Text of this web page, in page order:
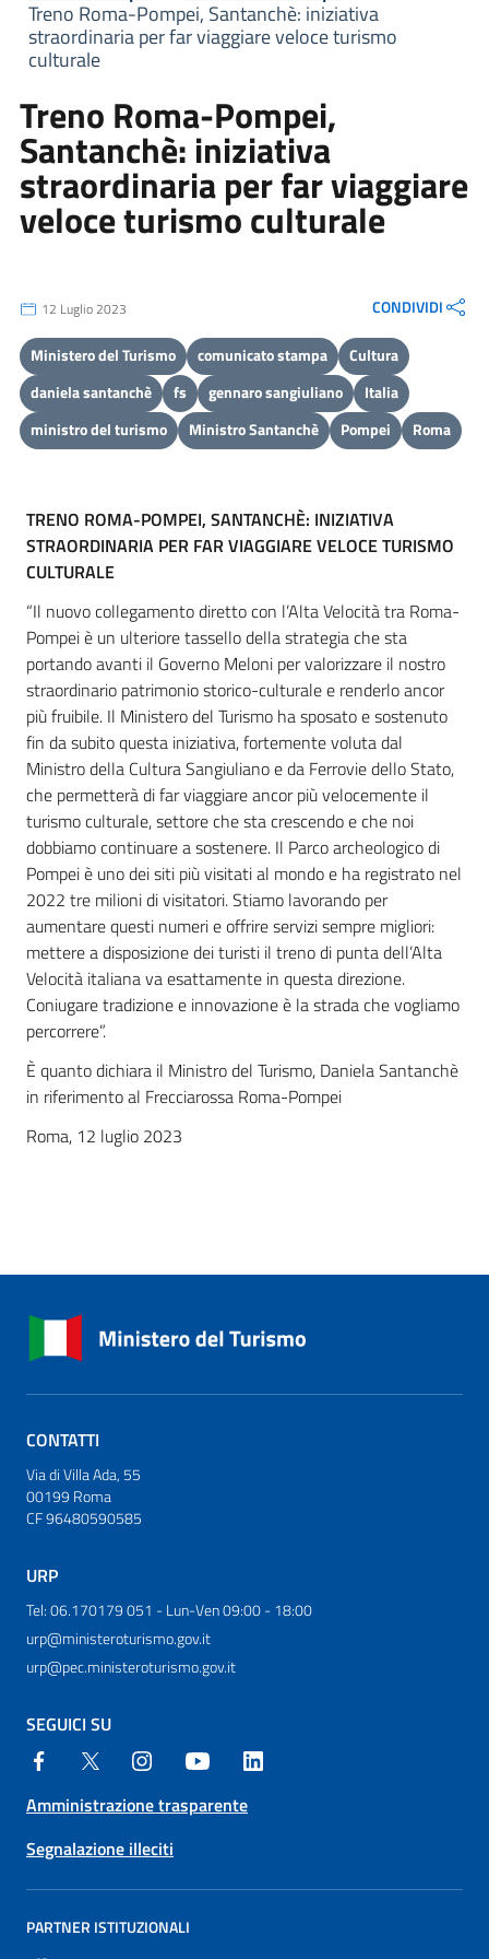
Treno Roma-Pompei, Santanchè: iniziativa
straordinaria per far viaggiare veloce turismo
culturale
Treno Roma-Pompei,
Santanchè: iniziativa
straordinaria per far viaggiare
veloce turismo culturale
12 Luglio 2023 CONDIVIDI
Ministero del Turismo comunicato stampa
Cultura
daniela santanchè
fs gennaro sangiuliano
Italia
ministro del turismo
Ministro Santanchè Pompei Roma
TRENO ROMA-POMPEI, SANTANCHÈ: INIZIATIVA
STRAORDINARIA PER FAR VIAGGIARE VELOCE TURISMO
CULTURALE
“Il nuovo collegamento diretto con l’Alta Velocità tra Roma-
Pompei è un ulteriore tassello della strategia che sta
portando avanti il Governo Meloni per valorizzare il nostro
straordinario patrimonio storico-culturale e renderlo ancor
più fruibile. Il Ministero del Turismo ha sposato e sostenuto
fin da subito questa iniziativa, fortemente voluta dal
Ministro della Cultura Sangiuliano e da Ferrovie dello Stato,
che permetterà di far viaggiare ancor più velocemente il
turismo culturale, settore che sta crescendo e che noi
dobbiamo continuare a sostenere. Il Parco archeologico di
Pompei è uno dei siti più visitati al mondo e ha registrato nel
2022 tre milioni di visitatori. Stiamo lavorando per
aumentare questi numeri e offrire servizi sempre migliori:
mettere a disposizione dei turisti il treno di punta dell’Alta
Velocità italiana va esattamente in questa direzione.
Coniugare tradizione e innovazione è la strada che vogliamo
percorrere”.
È quanto dichiara il Ministro del Turismo, Daniela Santanchè
in riferimento al Frecciarossa Roma-Pompei
Roma, 12 luglio 2023
CONTATTI
Via di Villa Ada, 55
00199 Roma
CF 96480590585
URP
Tel: 06.170179 051 - Lun-Ven 09:00 - 18:00
urp@ministeroturismo.gov.it
urp@pec.ministeroturismo.gov.it
SEGUICI SU
Amministrazione trasparente
Segnalazione illeciti
PARTNER ISTITUZIONALI